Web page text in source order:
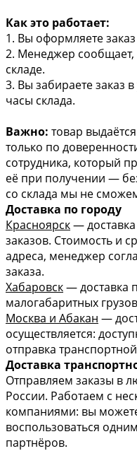
Как это работает:
1. Вы оформляете
2. Менеджер сообщает,
складе.
3. Вы забираете заказ
часы склада.
Важно: товар
только по
сотрудника, который
её при получении —
со склада мы не
Доставка по городу
Красноярск—
заказов. Стоимость и
адреса, менеджер
заказа.
Хабаровск— доставка
малогабаритных
Москва и Абакан —
осуществляется:
отправка
Доставка
Отправляем заказы в
России. Работаем с
компаниями: вы
воспользоваться
партнёров.